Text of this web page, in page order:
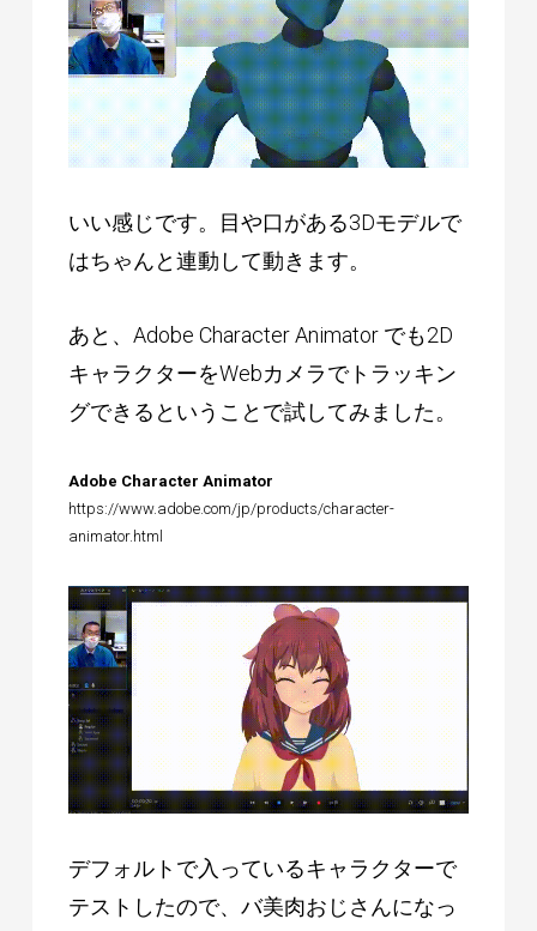
いい感じです。目や口がある3Dモデルで
はちゃんと連動して動きます。
あと、Adobe Character Animator でも2D
キャラクターをWebカメラでトラッキン
グできるということで試してみました。
Adobe Character Animator
https://www.adobe.com/jp/products/character-
animator.html
デフォルトで入っているキャラクターで
テストしたので、バ美肉おじさんになっ